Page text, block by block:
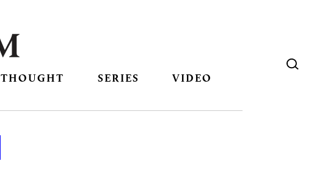
THOUGHT SERIES VIDEO